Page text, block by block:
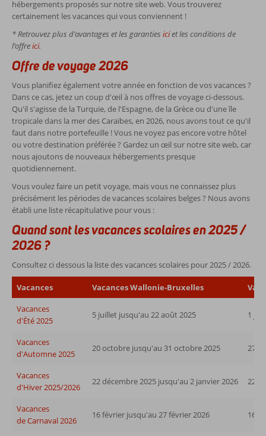
hébergements proposés sur notre site web. Vous trouverez
certainement les vacances qui vous conviennent !
* Retrouvez plus d’avantages et les garanties iciet les conditions de
l’offreici.
Offre de voyage 2026
Vous planifiez également votre année en fonction de vos vacances ?
Dans ce cas, jetez un coup d'œil à nos offres de voyage ci-dessous.
Qu'il s'agisse de la Turquie, de l'Espagne, de la Grèce ou d'une île
tropicale dans la mer des Caraïbes, en 2026, nous avons tout ce qu'il
faut dans notre portefeuille ! Vous ne voyez pas encore votre hôtel
ou votre destination préférée ? Gardez un œil sur notre site web, car
nous ajoutons de nouveaux hébergements presque
quotidiennement.
Vous voulez faire un petit voyage, mais vous ne connaissez plus
précisément les périodes de vacances scolaires belges ? Nous avons
établi une liste récapitulative pour vous :
Quand sont les vacances scolaires en 2025 /
2026 ?
Consultez ci dessous la liste des vacances scolaires pour 2025 / 2026.
Vacances Vacances Wallonie‑Bruxelles
Vacances
d'Été 2025
5 juillet jusqu'au 22 août 2025 1
Vacances
d'Automne 2025
20 octobre jusqu'au 31 octobre 2025 27
Vacances
d'Hiver 2025/2026
22 décembre 2025 jusqu'au 2 janvier 2026 22
Vacances
de Carnaval 2026
16 février jusqu'au 27 février 2026 16